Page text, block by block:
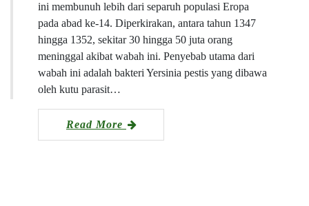
ini membunuh lebih dari separuh populasi Eropa
pada abad ke-14. Diperkirakan, antara tahun 1347
hingga 1352, sekitar 30 hingga 50 juta orang
meninggal akibat wabah ini. Penyebab utama dari
wabah ini adalah bakteri Yersinia pestis yang dibawa
oleh kutu parasit…
Read More